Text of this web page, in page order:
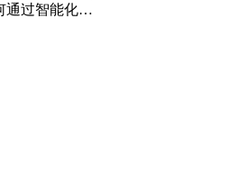
通过智能化…